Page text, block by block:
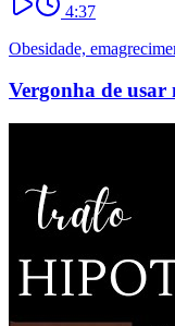
4:37
Obesidade,
Vergonha de usar